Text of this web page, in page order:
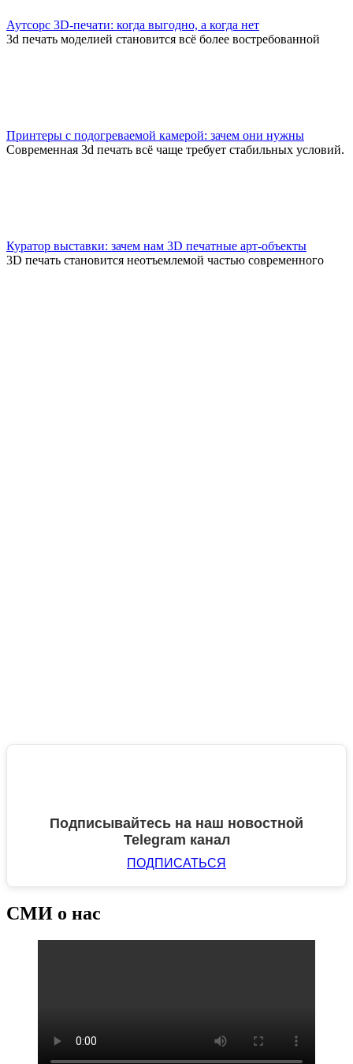
Аутсорс 3D-печати: когда выгодно, а когда нет
3d печать моделией становится всё более востребованной
Принтеры с подогреваемой камерой: зачем они нужны
Современная 3d печать всё чаще требует стабильных условий.
Куратор выставки: зачем нам 3D печатные арт-объекты
3D печать становится неотъемлемой частью современного
Подписывайтесь на наш новостной
Telegram канал
ПОДПИСАТЬСЯ
СМИ о нас